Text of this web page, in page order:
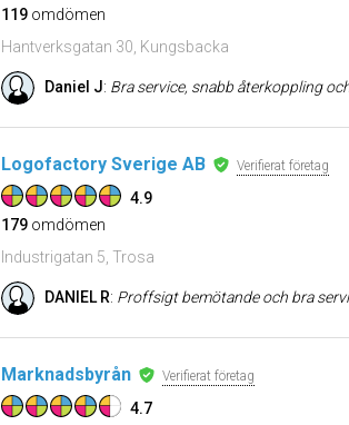
119 omdömen
Hantverksgatan 30, Kungsbacka
Daniel J: Bra service, snabb återkoppling
Logofactory Sverige AB Verifierat företag
4.9
179 omdömen
Industrigatan 5, Trosa
DANIEL R: Proffsigt bemötande och bra service! Vi
Marknadsbyrån Verifierat företag
4.7